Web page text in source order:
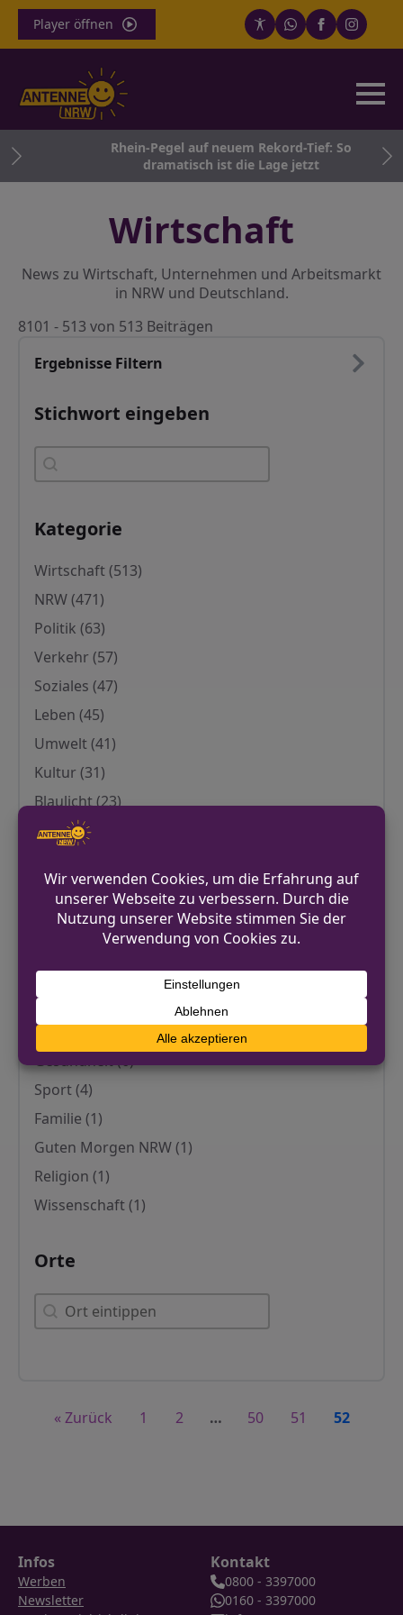
Player öffnen
Rhein-Pegel auf neuem Rekord-Tief: So
dramatisch ist die Lage jetzt
Wirtschaft
News zu Wirtschaft, Unternehmen und Arbeitsmarkt
in NRW und Deutschland.
8101 - 513 von 513 Beiträgen
Ergebnisse Filtern
Stichwort eingeben
Stichwort eingeben
Stichwort eingeben
Kategorie
Kategorie
Wirtschaft(513)
NRW(471)
Politik (63)
Verkehr (57)
Soziales (47)
Leben (45)
Umwelt(41)
Kultur (31)
Blaulicht(23)
Panorama
Energie (15)
Sicherheit(14)
Bildung(10)
Wetter
Digitales
Gesundheit(6)
Sport(4)
Familie (1)
Guten Morgen NRW(1)
Religion (1)
Wissenschaft(1)
Orte
Orte
Orte
« Zurück 1 2 … 50 51 52
Infos
Werben
Newsletter
Kontakt
0800 - 3397000
0160 - 3397000